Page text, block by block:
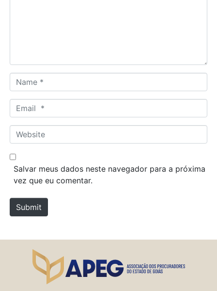
a
m
*
m
a
*
W
e
b
e
Salvar meus dados neste navegador para a próxima
vez que eu comentar.
Submit